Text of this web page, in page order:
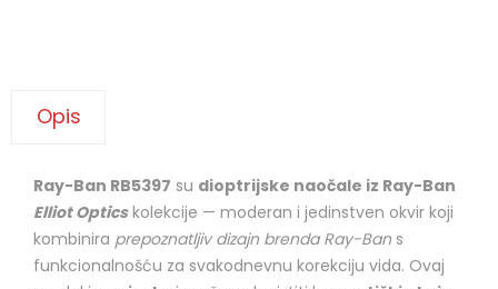
Opis
Ray-Ban RB5397 su dioptrijske naočale iz Ray-Ban
Elliot Opticskolekcije — moderan i jedinstven okvir koji
kombinira prepoznatljiv dizajn brenda Ray-Ban s
funkcionalnošću za svakodnevnu korekciju vida. Ovaj